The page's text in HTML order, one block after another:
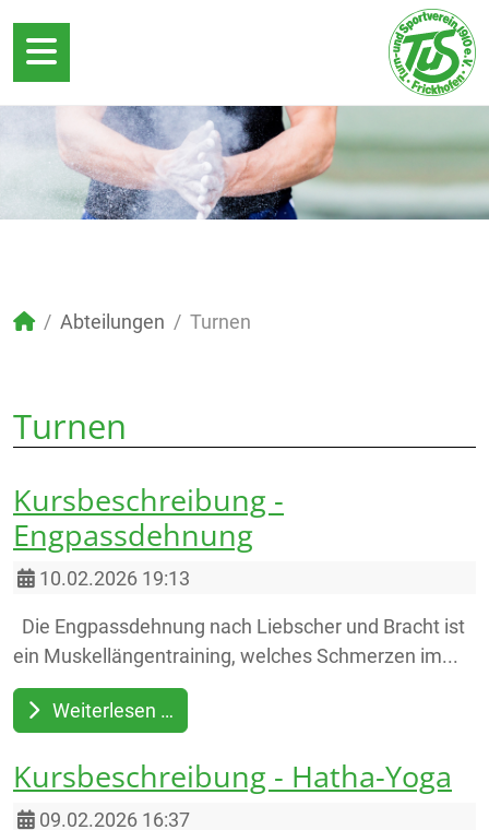
Abteilungen Turnen
Turnen
Kursbeschreibung -
Engpassdehnung
Details
10.02.2026 19:13
Die Engpassdehnung nach Liebscher und Bracht ist
ein Muskellängentraining, welches Schmerzen im...
Weiterlesen …
Kursbeschreibung - Hatha-Yoga
Details
09.02.2026 16:37